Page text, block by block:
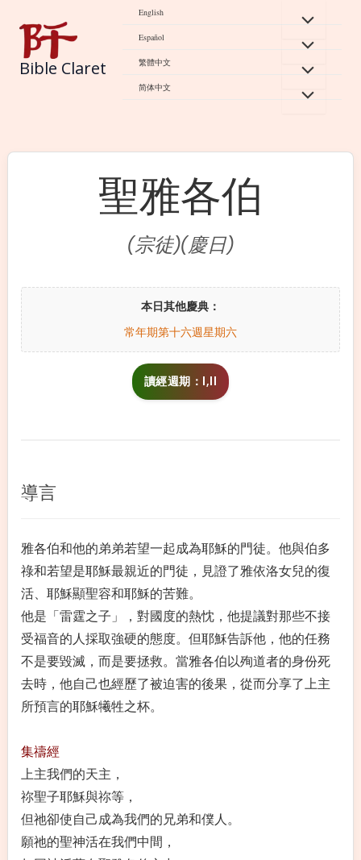
content
Bible Claret
English
Español
繁體中文
简体中文
聖雅各伯
(宗徒)(慶日)
本日其他慶典：
常年期第十六週星期六
讀經週期：I,II
導言
雅各伯和他的弟弟若望一起成為耶穌的門徒。他與伯多
祿和若望是耶穌最親近的門徒，見證了雅依洛女兒的復
活、耶穌顯聖容和耶穌的苦難。
他是「雷霆之子」，對國度的熱忱，他提議對那些不接
受福音的人採取強硬的態度。但耶穌告訴他，他的任務
不是要毀滅，而是要拯救。當雅各伯以殉道者的身份死
去時，他自己也經歷了被迫害的後果，從而分享了上主
所預言的耶穌犧牲之杯。
集禱經
上主我們的天主，
祢聖子耶穌與祢等，
但祂卻使自己成為我們的兄弟和僕人。
願祂的聖神活在我們中間，